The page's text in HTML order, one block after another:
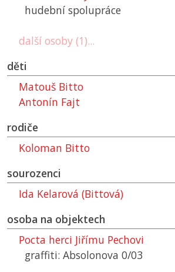
hudební spolupráce
další osoby (1)...
děti
Matouš Bitto
Antonín Fajt
rodiče
Koloman Bitto
sourozenci
Ida Kelarová (Bittová)
osoba na objektech
Pocta herci Jiřímu Pechovi
graffiti: Absolonova 0/03